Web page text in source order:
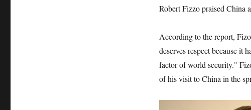
Robert Fizzo praised China
According to the report,
deserves respect because it
factor of world security."
of his visit to China in the